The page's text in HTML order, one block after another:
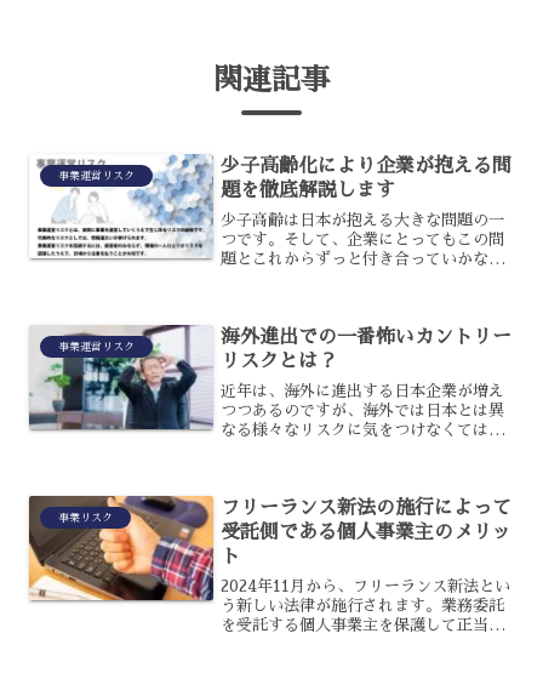
関連記事
事業運営リスク
少子高齢化により企業が抱える問
題を徹底解説します
少子高齢は日本が抱える大きな問題の一
つです。そして、企業にとってもこの問
題とこれからずっと付き合っていかなけ
子高齢化により生産年齢が...
事業運営リスク
海外進出での一番怖いカントリー
リスクとは？
近年は、海外に進出する日本企業が増え
つつあるのですが、海外では日本とは異
なる様々なリスクに気をつけなくてはい
す。カントリーリスクとはど...
事業リスク
フリーランス新法の施行によって
受託側である個人事業主のメリッ
ト
2024年11月から、フリーランス新法とい
う新しい法律が施行されます。業務委託
を受託する個人事業主を保護して正当な